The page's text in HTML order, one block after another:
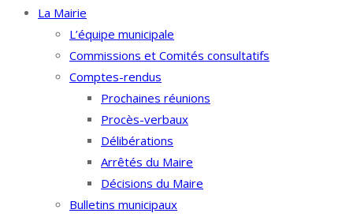
La Mairie
L’équipe municipale
Commissions et Comités consultatifs
Comptes-rendus
Prochaines réunions
Procès-verbaux
Délibérations
Arrêtés du Maire
Décisions du Maire
Bulletins municipaux